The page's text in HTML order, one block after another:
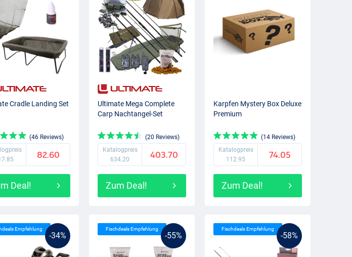
Cradle Landing Set
(46 Reviews)
82.60
Deal!
Ultimate Mega Complete
Carp Nachtangel-Set
(20 Reviews)
Katalogpreis
634.20
403.70
Zum Deal!
Karpfen Mystery Box Deluxe
Premium
(14 Reviews)
Katalogpreis
112.95
74.05
Zum Deal!
-34%
Empfehlung
-55%
Fischdeals Empfehlung
-58%
Fischdeals Empfehlung